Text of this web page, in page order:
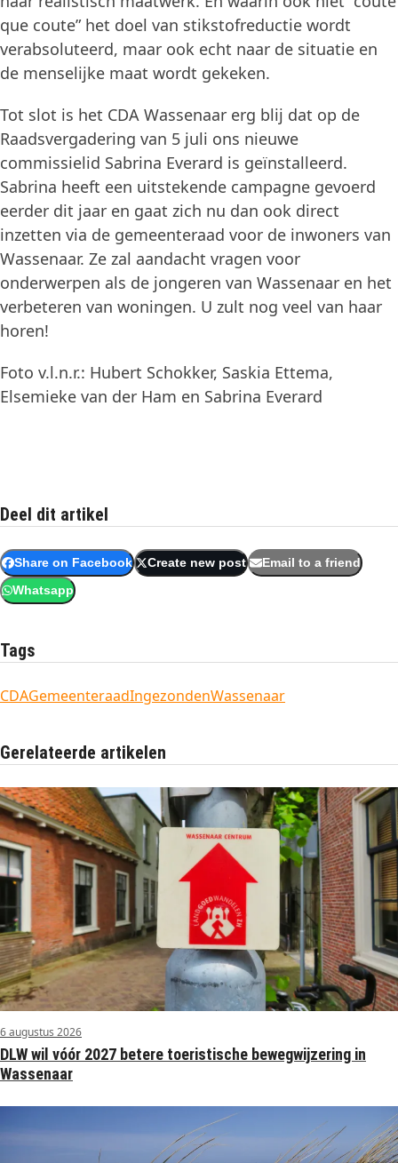
que coute” het doel van stikstofreductie wordt
verabsoluteerd, maar ook echt naar de situatie en
de menselijke maat wordt gekeken.
Tot slot is het CDA Wassenaar erg blij dat op de
Raadsvergadering van 5 juli ons nieuwe
commissielid Sabrina Everard is geïnstalleerd.
Sabrina heeft een uitstekende campagne gevoerd
eerder dit jaar en gaat zich nu dan ook direct
inzetten via de gemeenteraad voor de inwoners van
Wassenaar. Ze zal aandacht vragen voor
onderwerpen als de jongeren van Wassenaar en het
verbeteren van woningen. U zult nog veel van haar
horen!
Foto v.l.n.r.: Hubert Schokker, Saskia Ettema,
Elsemieke van der Ham en Sabrina Everard
Deel dit artikel
Share on Facebook Create new post Email to a friend
Whatsapp
Tags
CDAGemeenteraadIngezondenWassenaar
Gerelateerde artikelen
6 augustus 2026
DLW wil vóór 2027 betere toeristische bewegwijzering in
Wassenaar